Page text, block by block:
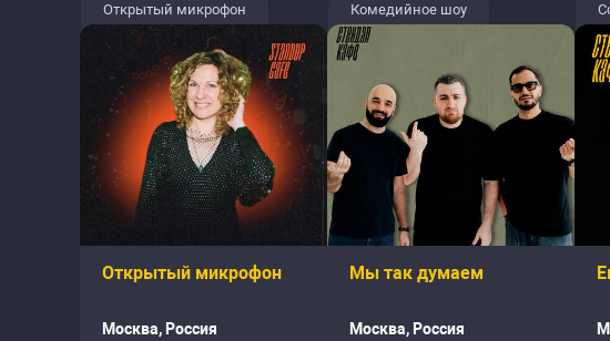
Открытый микрофон
Открытый микрофон
Москва, Россия
Комедийное шоу
Мы так думаем
Москва, Россия